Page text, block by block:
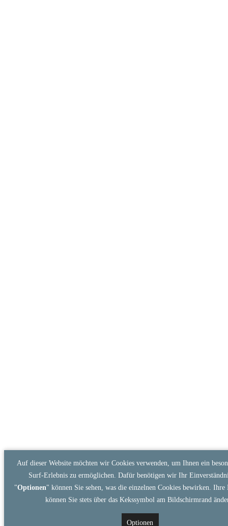
Auf dieser Website möchten wir Cookies verwenden, um Ihnen ein
Surf-Erlebnis zu ermöglichen. Dafür benötigen wir Ihr
"Optionen" können Sie sehen, was die einzelnen Cookies bewirken. Ihre
können Sie stets über das Kekssymbol am Bildschirmrand
Optionen